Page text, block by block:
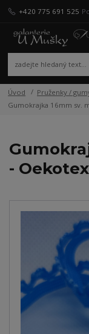
+420 775 691 525
Úvod Pruženky /
Gumokrajka 16mm sv.
-